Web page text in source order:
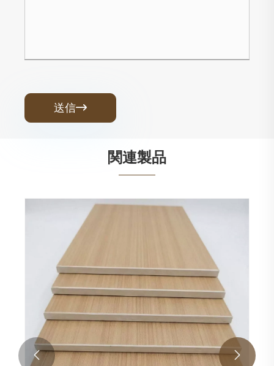
送信
関連製品
石材プラスチック複合パネル
もっと見る >>
 